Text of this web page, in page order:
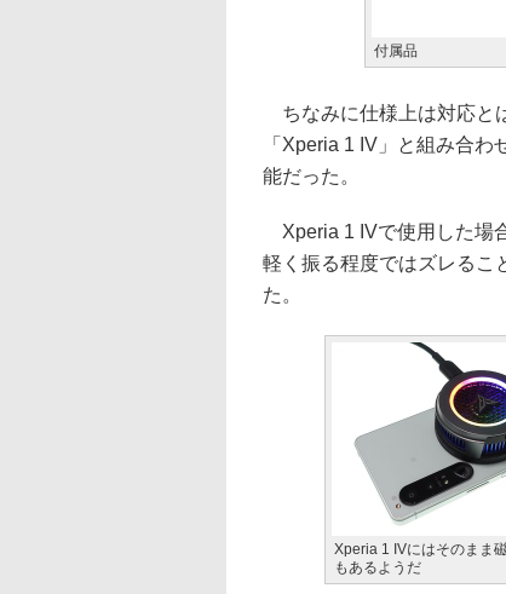
付属品
ちなみに仕様上は対応と
「Xperia 1 IV」と組み合
能だった。
Xperia 1 IVで使用した場
軽く振る程度ではズレるこ
た。
Xperia 1 IVにはそのまま
もあるようだ